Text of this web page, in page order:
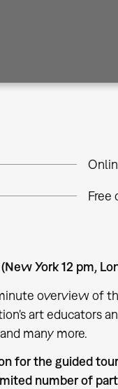
Free
York 12 pm,
overview of
art educators
many more.
for the guided
number of